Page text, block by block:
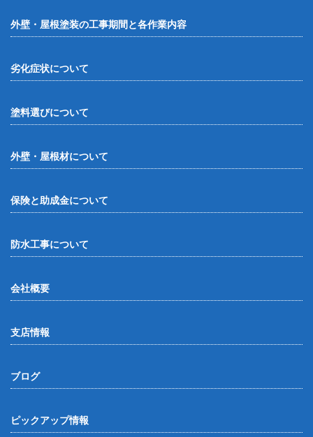
外壁・屋根塗装の工事期間と各作業内容
劣化症状について
塗料選びについて
外壁・屋根材について
保険と助成金について
防水工事について
会社概要
支店情報
ブログ
ピックアップ情報